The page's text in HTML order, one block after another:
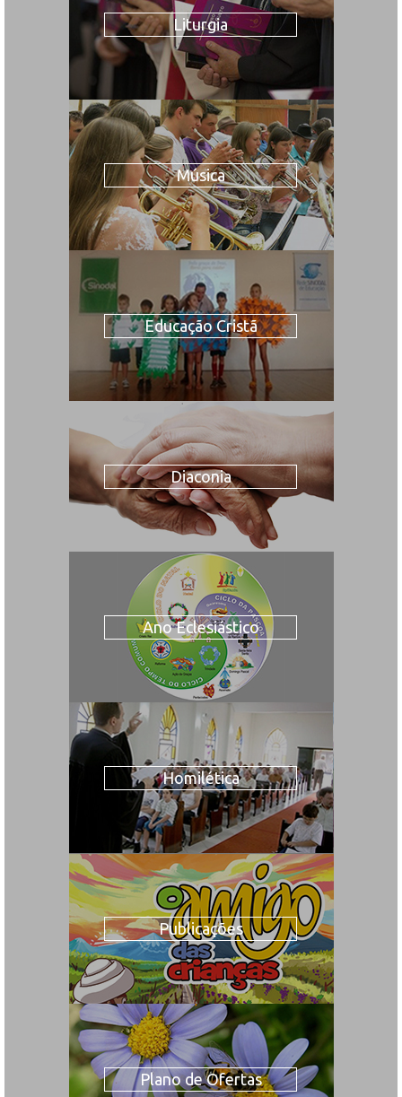
Liturgia
Música
Educação Cristã
Diaconia
Ano Eclesiástico
Homilética
Publicações
Plano de Ofertas